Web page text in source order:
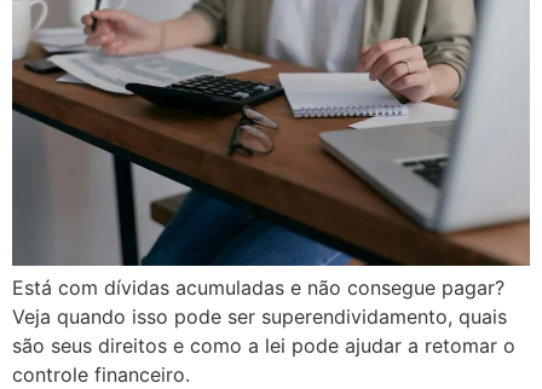
Está com dívidas acumuladas e não consegue pagar?
Veja quando isso pode ser superendividamento, quais
são seus direitos e como a lei pode ajudar a retomar o
controle financeiro.